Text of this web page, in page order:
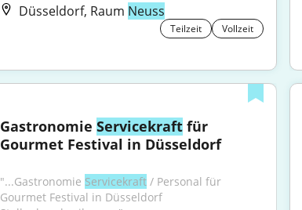
Düsseldorf, Raum Neuss
Teilzeit Vollzeit
Gastronomie Servicekraft für
Gourmet Festival in Düsseldorf
"...Gastronomie Servicekraft / Personal für
Gourmet Festival in Düsseldorf